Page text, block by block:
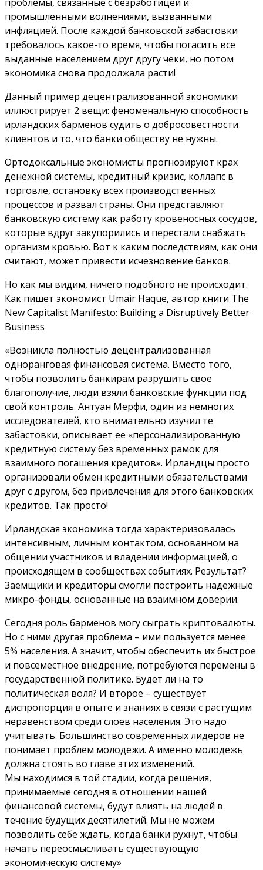
промышленными волнениями, вызванными
инфляцией. После каждой банковской забастовки
требовалось какое-то время, чтобы погасить все
выданные населением друг другу чеки, но потом
экономика снова продолжала расти!
Данный пример децентрализованной экономики
иллюстрирует 2 вещи: феноменальную способность
ирландских барменов судить о добросовестности
клиентов и то, что банки обществу не нужны.
Ортодоксальные экономисты прогнозируют крах
денежной системы, кредитный кризис, коллапс в
торговле, остановку всех производственных
процессов и развал страны. Они представляют
банковскую систему как работу кровеносных сосудов,
которые вдруг закупорились и перестали снабжать
организм кровью. Вот к каким последствиям, как они
считают, может привести исчезновение банков.
Но как мы видим, ничего подобного не происходит.
Как пишет экономист Umair Haque, автор книги The
New Capitalist Manifesto: Building a Disruptively Better
Business
«Возникла полностью децентрализованная
одноранговая финансовая система. Вместо того,
чтобы позволить банкирам разрушить свое
благополучие, люди взяли банковские функции под
свой контроль. Антуан Мерфи, один из немногих
исследователей, кто внимательно изучил те
забастовки, описывает ее «персонализированную
кредитную систему без временных рамок для
взаимного погашения кредитов». Ирландцы просто
организовали обмен кредитными обязательствами
друг с другом, без привлечения для этого банковских
кредитов. Так просто!
Ирландская экономика тогда характеризовалась
интенсивным, личным контактом, основанном на
общении участников и владении информацией, о
происходящем в сообществах событиях. Результат?
Заемщики и кредиторы смогли построить надежные
микро-фонды, основанные на взаимном доверии.
Сегодня роль барменов могу сыграть криптовалюты.
Но с ними другая проблема – ими пользуется менее
5% населения. А значит, чтобы обеспечить их быстрое
и повсеместное внедрение, потребуются перемены в
государственной политике. Будет ли на то
политическая воля? И второе – существует
диспропорция в опыте и знаниях в связи с растущим
неравенством среди слоев населения. Это надо
учитывать. Большинство современных лидеров не
понимает проблем молодежи. А именно молодежь
должна стоять во главе этих изменений.
Мы находимся в той стадии, когда решения,
принимаемые сегодня в отношении нашей
финансовой системы, будут влиять на людей в
течение будущих десятилетий. Мы не можем
позволить себе ждать, когда банки рухнут, чтобы
начать переосмысливать существующую
экономическую систему»